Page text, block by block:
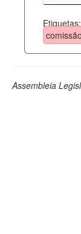
Etiquetas:
Assembleia